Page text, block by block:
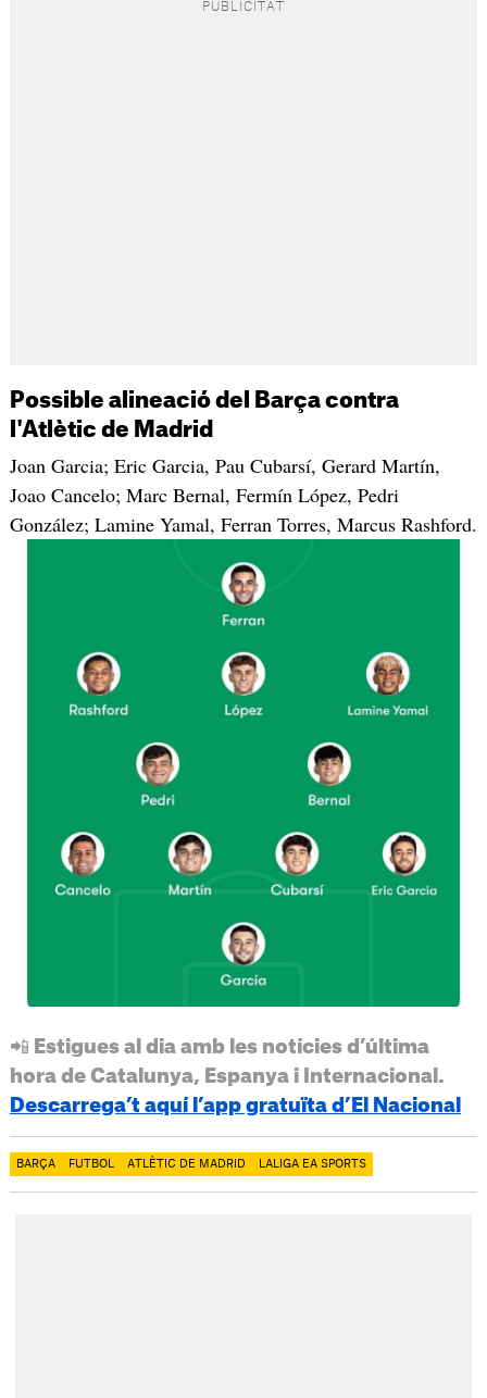
Possible alineació del Barça contra
l'Atlètic de Madrid
Joan Garcia; Eric Garcia, Pau Cubarsí, Gerard Martín,
Joao Cancelo; Marc Bernal, Fermín López, Pedri
González; Lamine Yamal, Ferran Torres, Marcus Rashford.
📲 Estigues al dia amb les notícies d’última
hora de Catalunya, Espanya i Internacional.
Descarrega’t aquí l’app gratuïta d’El Nacional
BARÇA FUTBOL ATLÈTIC DE MADRID LALIGA EA SPORTS